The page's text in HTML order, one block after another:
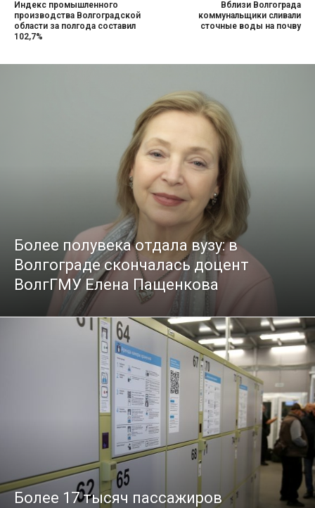
Индекс промышленного
производства Волгоградской
области за полгода составил
102,7%
Вблизи Волгограда
коммунальщики сливали
сточные воды на почву
Более полувека отдала вузу: в
Волгограде скончалась доцент
ВолгГМУ Елена Пащенкова
Более 17 тысяч пассажиров